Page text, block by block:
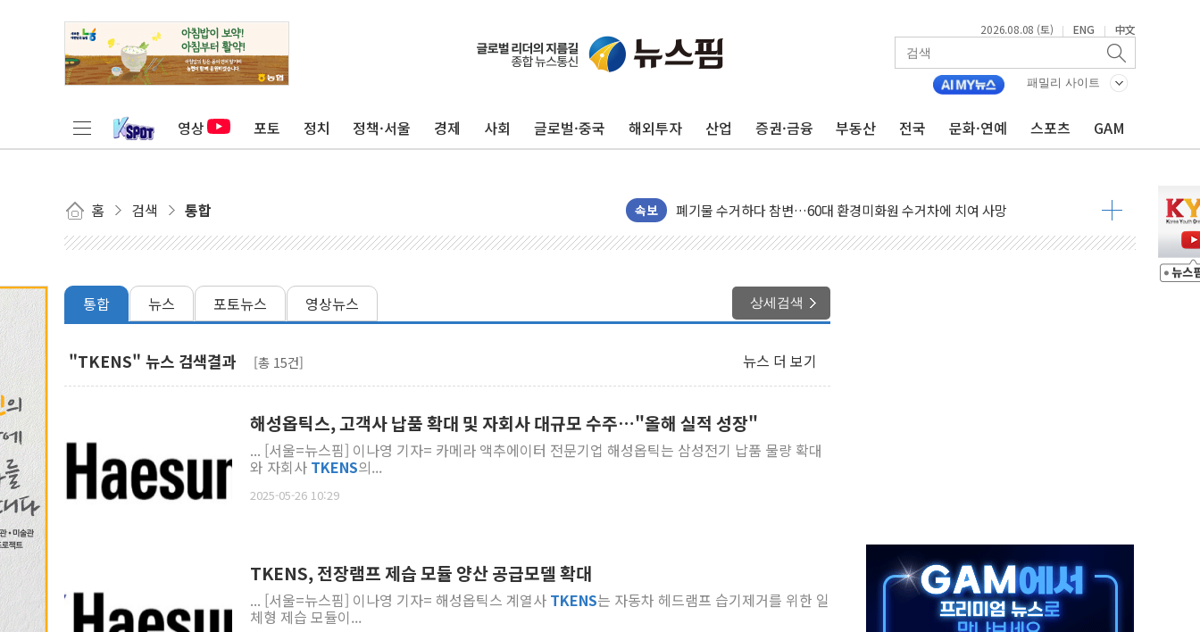
2026.08.08 (토) | ENG | 中文
패밀리 사이트
영상 포토 정치 정책·서울 경제 사회 글로벌·중국 해외투자 산업 증권·금융 부동산 전국 문화·연예 스포츠 GAM
홈 검색 통합 속보
美, 이란전 출구전략 만지작…공습 한계·탄약 부족 현실화
서울 중랑구 주택가서 흉기 난동…60대 남성 2명 숨져
李대통령 "결혼 때문에 손해 보는 일 없게"…'결혼 페널티' 22개 과제 손본다
추미애, '위안부' 피해자 기림의 날 참석..."국제적 시민 연대로 목소리 내야"
인천 선재도 갯벌서 해루질 중 실종 60대 나흘만에 숨진 채 발견
동해중부 전 해상 풍랑주의보…10일까지 최대 3.5m 높은 물결
연일 폭염에 온열질환 사망 23명…정부, 비상대응기구 가동
강원 중·남부 동해안 시간당 50mm 이상 폭우…호우경보 발효
청양 밭에서 일하던 90대 숨져…온열질환 여부 조사
폭염에 車 운전면허 기능시험 오전 집중 편성…체감온도 38도 넘으면 중단
통합 뉴스 포토뉴스 영상뉴스 상세검색
"TKENS" 뉴스 검색결과 [총 15건] 뉴스 더 보기
해성옵틱스, 고객사 납품 확대 및 자회사 대규모 수주…"올해 실적 성장"
... [서울=뉴스핌] 이나영 기자= 카메라 액추에이터 전문기업 해성옵틱는 삼성전기 납품 물량 확대
와 자회사 TKENS의...
2025-05-26 10:29
TKENS, 전장램프 제습 모듈 양산 공급모델 확대
... [서울=뉴스핌] 이나영 기자= 해성옵틱스 계열사 TKENS는 자동차 헤드램프 습기제거를 위한 일
체형 제습 모듈이...